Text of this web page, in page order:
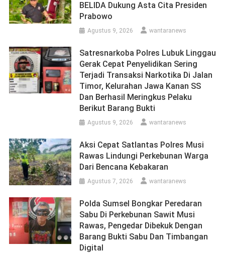
BELIDA Dukung Asta Cita Presiden
Prabowo
Agustus 9, 2026 wantaranews
Satresnarkoba Polres Lubuk Linggau
Gerak Cepat Penyelidikan Sering
Terjadi Transaksi Narkotika Di Jalan
Timor, Kelurahan Jawa Kanan SS
Dan Berhasil Meringkus Pelaku
Berikut Barang Bukti
Agustus 9, 2026 wantaranews
Aksi Cepat Satlantas Polres Musi
Rawas Lindungi Perkebunan Warga
Dari Bencana Kebakaran
Agustus 7, 2026 wantaranews
Polda Sumsel Bongkar Peredaran
Sabu Di Perkebunan Sawit Musi
Rawas, Pengedar Dibekuk Dengan
Barang Bukti Sabu Dan Timbangan
Digital